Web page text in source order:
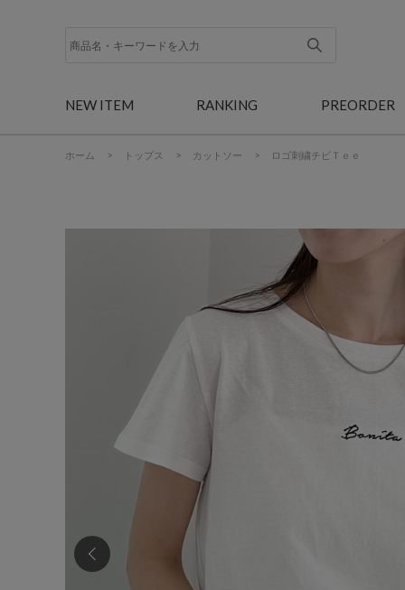
NEW ITEM RANKING PREORDER
ホーム > トップス > カットソー > ロゴ刺繍チビＴｅｅ